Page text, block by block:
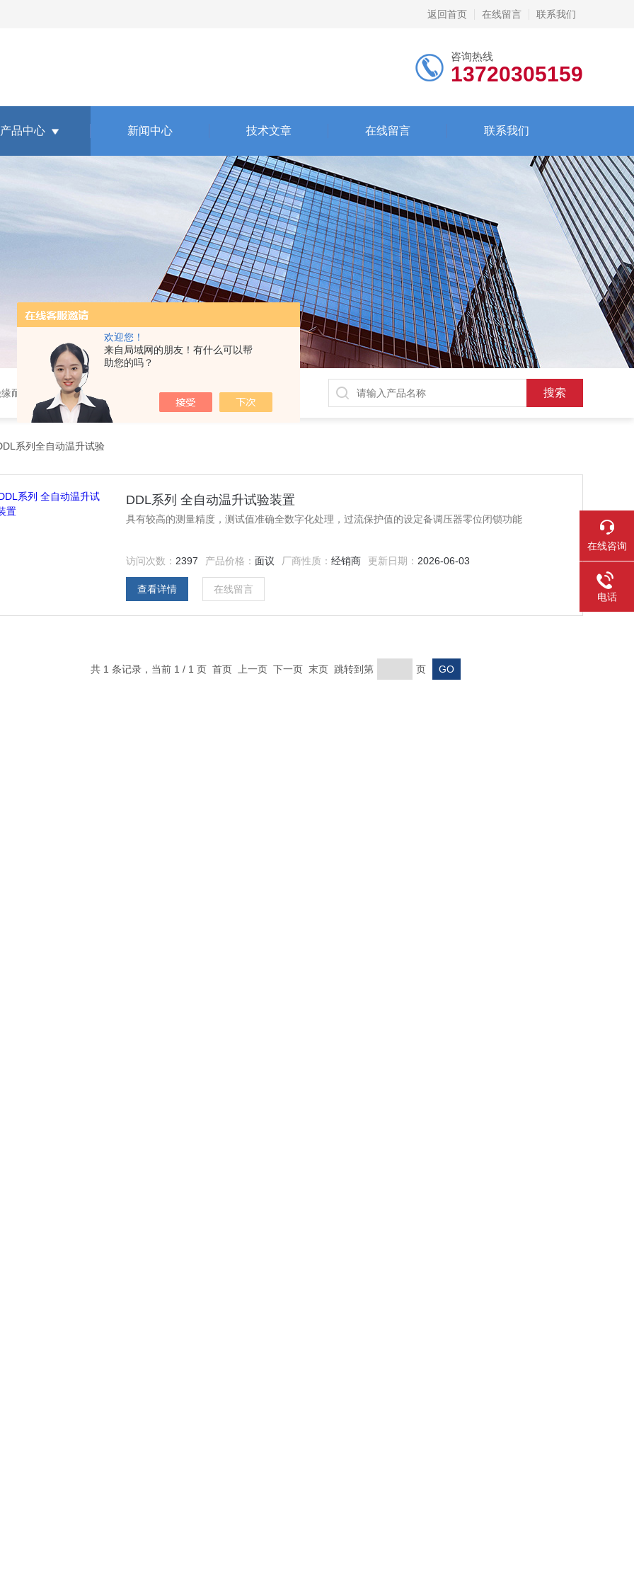
欢迎您！
来自局域网的朋友！有什么可以帮
助您的吗？
返回首页 在线留言 联系我们
咨询热线
13720305159
产品中心 新闻中心 技术文章 在线留言 联系我们
耐压、变压器测试、断路器测试、继电保护、二次回路测试、电
系列全自动温升试验
DDL系列 全自动温升试验装置
具有较高的测量精度，测试值准确全数字化处理，过流保护值的设定备调压器零位闭锁功能
访问次数： 2397 产品价格：面议 厂商性质：经销商 更新日期： 2026-06-03
查看详情 在线留言
共 1 条记录，当前 1 / 1 页 首页 上一页 下一页 末页 跳转到第 页
在线咨询
电话